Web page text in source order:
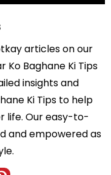
articles on our
Ko Baghane Ki Tips
insights and
Ki Tips to help
life. Our easy-to-
and empowered as